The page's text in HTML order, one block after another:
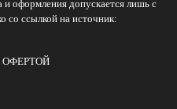
и оформления допускается лишь с
со ссылкой на источник:
ОФЕРТОЙ